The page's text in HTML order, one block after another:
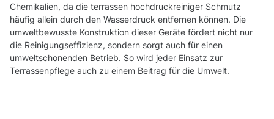
Chemikalien, da die terrassen hochdruckreiniger Schmutz
häufig allein durch den Wasserdruck entfernen können. Die
umweltbewusste Konstruktion dieser Geräte fördert nicht nur
die Reinigungseffizienz, sondern sorgt auch für einen
umweltschonenden Betrieb. So wird jeder Einsatz zur
Terrassenpflege auch zu einem Beitrag für die Umwelt.